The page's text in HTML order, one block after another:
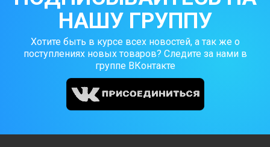
НАШУ ГРУППУ
Хотите быть в курсе всех новостей, а так же о
поступлениях новых товаров? Следите за нами в
группе ВКонтакте